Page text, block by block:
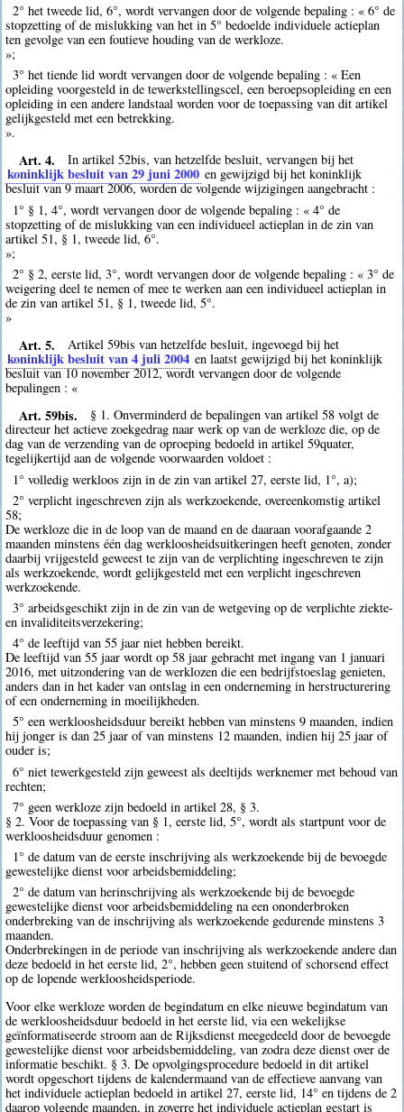
2° het tweede lid, 6°, wordt vervangen door de volgende bepaling : « 6° de
stopzetting of de mislukking van het in 5° bedoelde individuele actieplan
ten gevolge van een foutieve houding van de werkloze.
»;
3° het tiende lid wordt vervangen door de volgende bepaling : « Een
opleiding voorgesteld in de tewerkstellingscel, een beroepsopleiding en een
opleiding in een andere landstaal worden voor de toepassing van dit artikel
gelijkgesteld met een betrekking.
».
Art. 4. In artikel 52bis, van hetzelfde besluit, vervangen bij het
koninklijk besluit van 29 juni 2000 en gewijzigd bij het koninklijk
besluit van 9 maart 2006, worden de volgende wijzigingen aangebracht :
1° § 1, 4°, wordt vervangen door de volgende bepaling : « 4° de
stopzetting of de mislukking van een individueel actieplan in de zin van
artikel 51, § 1, tweede lid, 6°.
»;
2° § 2, eerste lid, 3°, wordt vervangen door de volgende bepaling : « 3° de
weigering deel te nemen of mee te werken aan een individueel actieplan in
de zin van artikel 51, § 1, tweede lid, 5°.
»
Art. 5. Artikel 59bis van hetzelfde besluit, ingevoegd bij het
koninklijk besluit van 4 juli 2004 en laatst gewijzigd bij het koninklijk
besluit van 10 november 2012, wordt vervangen door de volgende
bepalingen : «
Art. 59bis.
§ 1. Onverminderd de bepalingen van artikel 58 volgt de
directeur het actieve zoekgedrag naar werk op van de werkloze die, op de
dag van de verzending van de oproeping bedoeld in artikel 59quater,
tegelijkertijd aan de volgende voorwaarden voldoet :
1° volledig werkloos zijn in de zin van artikel 27, eerste lid, 1°, a);
2° verplicht ingeschreven zijn als werkzoekende, overeenkomstig artikel
58;
De werkloze die in de loop van de maand en de daaraan voorafgaande 2
maanden minstens één dag werkloosheidsuitkeringen heeft genoten, zonder
daarbij vrijgesteld geweest te zijn van de verplichting ingeschreven te zijn
als werkzoekende, wordt gelijkgesteld met een verplicht ingeschreven
werkzoekende.
3° arbeidsgeschikt zijn in de zin van de wetgeving op de verplichte ziekte-
en invaliditeitsverzekering;
4° de leeftijd van 55 jaar niet hebben bereikt.
De leeftijd van 55 jaar wordt op 58 jaar gebracht met ingang van 1 januari
2016, met uitzondering van de werklozen die een bedrijfstoeslag genieten,
anders dan in het kader van ontslag in een onderneming in herstructurering
of een onderneming in moeilijkheden.
5° een werkloosheidsduur bereikt hebben van minstens 9 maanden, indien
hij jonger is dan 25 jaar of van minstens 12 maanden, indien hij 25 jaar of
ouder is;
6° niet tewerkgesteld zijn geweest als deeltijds werknemer met behoud van
rechten;
7° geen werkloze zijn bedoeld in artikel 28, § 3.
§ 2. Voor de toepassing van § 1, eerste lid, 5°, wordt als startpunt voor de
werkloosheidsduur genomen :
1° de datum van de eerste inschrijving als werkzoekende bij de bevoegde
gewestelijke dienst voor arbeidsbemiddeling;
2° de datum van herinschrijving als werkzoekende bij de bevoegde
gewestelijke dienst voor arbeidsbemiddeling na een ononderbroken
onderbreking van de inschrijving als werkzoekende gedurende minstens 3
maanden.
Onderbrekingen in de periode van inschrijving als werkzoekende andere dan
deze bedoeld in het eerste lid, 2°, hebben geen stuitend of schorsend effect
op de lopende werkloosheidsperiode.
Voor elke werkloze worden de begindatum en elke nieuwe begindatum van
de werkloosheidsduur bedoeld in het eerste lid, via een wekelijkse
geïnformatiseerde stroom aan de Rijksdienst meegedeeld door de bevoegde
gewestelijke dienst voor arbeidsbemiddeling, van zodra deze dienst over de
informatie beschikt. § 3. De opvolgingsprocedure bedoeld in dit artikel
wordt opgeschort tijdens de kalendermaand van de effectieve aanvang van
het individuele actieplan bedoeld in artikel 27, eerste lid, 14° en tijdens de 2
daarop volgende maanden, in zoverre het individuele actieplan gestart is